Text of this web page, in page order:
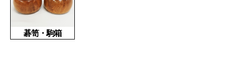
碁笥・駒箱